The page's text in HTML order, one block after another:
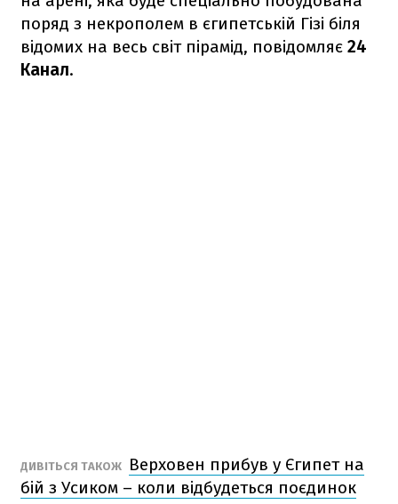
поряд з некрополем в єгипетській Гізі біля
відомих на весь світ пірамід, повідомляє 24
Канал.
ДИВІТЬСЯ ТАКОЖ
Верховен прибув у Єгипет на
бій з Усиком – коли відбудеться поєдинок